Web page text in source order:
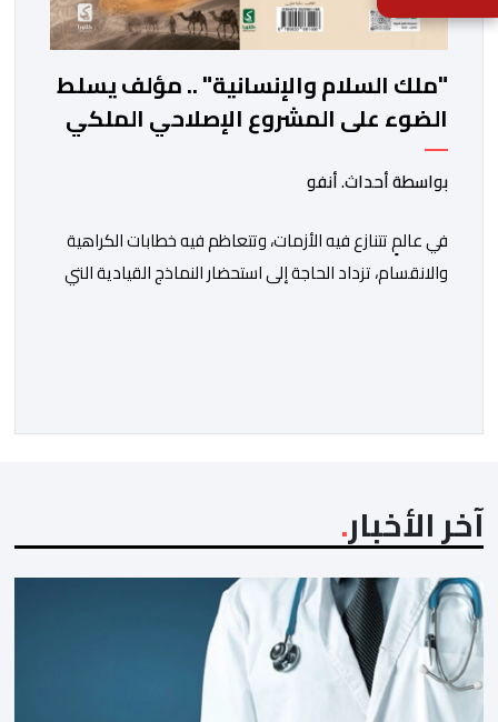
"ملك السلام والإنسانية" .. مؤلف يسلط
الضوء على المشروع الإصلاحي الملكي
بواسطة أحداث. أنفو
في عالمٍ تتنازع فيه الأزمات، وتتعاظم فيه خطابات الكراهية
والانقسام، تزداد الحاجة إلى استحضار النماذج القيادية التي
تجربة ملكٍ استطاع أن يجعل […]
آخر الأخبار